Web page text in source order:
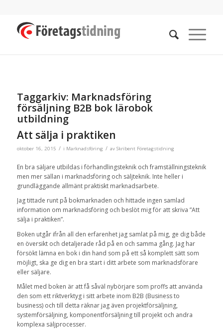
Taggarkiv: Marknadsföring
försäljning B2B bok lärobok
utbildning
Att sälja i praktiken
oktober 16, 2015 / i Marknadsföring / av Skribent Företagstidning
En bra säljare utbildas i förhandlingsteknik och framställningsteknik
men mer sällan i marknadsföring och säljteknik. Inte heller i
grundläggande allmänt praktiskt marknadsarbete.
Jag tittade runt på bokmarknaden och hittade ingen samlad
information om marknadsföring och beslöt mig för att skriva ”Att
sälja i praktiken”.
Boken utgår ifrån all den erfarenhet jag samlat på mig, ge dig både
en översikt och detaljerade råd på en och samma gång. Jag har
försökt lämna en bok i din hand som på ett så komplett sätt som
möjligt, ska ge dig en bra start i ditt arbete som marknadsförare
eller säljare.
Målet med boken är att få såväl nybörjare som proffs att använda
den som ett riktverktyg i sitt arbete inom B2B (Business to
business) och till detta räknar jag även projektförsäljning,
systemförsäljning, komponentförsäljning till projekt och andra
komplexa säljprocesser.